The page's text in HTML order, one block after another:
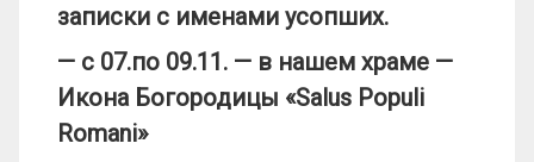
записки с именами усопших.
— с 07.по 09.11. — в нашем храме —
Икона Богородицы «Salus Populi
Romani»